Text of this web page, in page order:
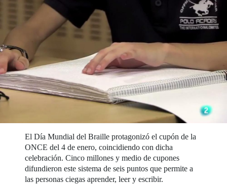
El Día Mundial del Braille protagonizó el cupón de la
ONCE del 4 de enero, coincidiendo con dicha
celebración. Cinco millones y medio de cupones
difundieron este sistema de seis puntos que permite a
las personas ciegas aprender, leer y escribir.